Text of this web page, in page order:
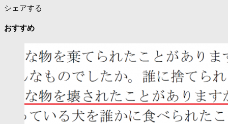
シェアする
おすすめ